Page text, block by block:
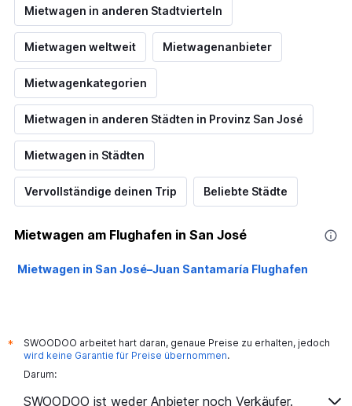
Mietwagen in anderen Stadtvierteln
Mietwagen weltweit Mietwagenanbieter
Mietwagenkategorien
Mietwagen in anderen Städten in Provinz San José
Mietwagen in Städten
Vervollständige deinen Trip Beliebte Städte
Mietwagen am Flughafen in San José
Mietwagen in San José–Juan Santamaría Flughafen
*
SWOODOO arbeitet hart daran, genaue Preise zu erhalten, jedoch
wird keine Garantie für Preise übernommen.
Darum:
SWOODOO ist weder Anbieter noch Verkäufer.